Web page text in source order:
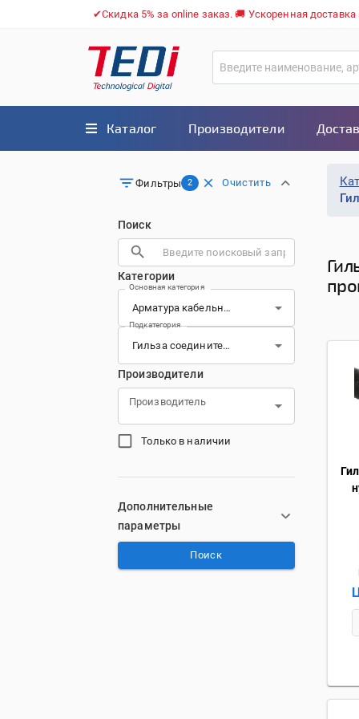
✔Скидка 5% за online заказ. 🚚 Ускоренная
Каталог Производители
Фильтры 2 Очистить
Поиск
Категории
Основная категория
Подкатегория
Производители
Производитель
Только в наличии
Дополнительные
параметры
Поиск